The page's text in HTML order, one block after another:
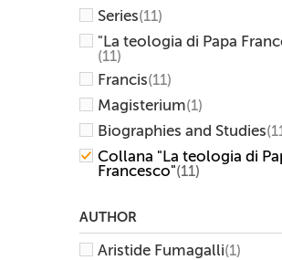
Series(11)
"La teologia di Papa
(11)
Francis(11)
Magisterium(1)
Biographies and Studies
Collana "La teologia di
Francesco"(11)
AUTHOR
Aristide Fumagalli(1)